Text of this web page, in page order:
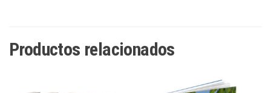
Productos relacionados